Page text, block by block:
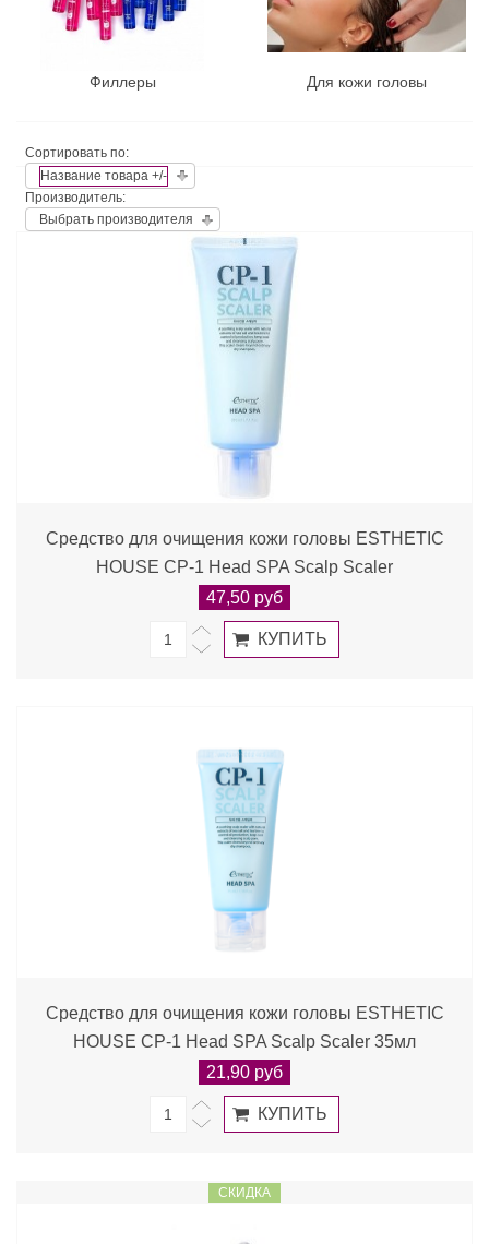
Филлеры Для кожи головы
Сортировать по:
Название товара +/-
Производитель:
Выбрать производителя
Средство для очищения кожи головы ESTHETIC
HOUSE CP-1 Head SPA Scalp Scaler
47,50 руб
Средство для очищения кожи головы ESTHETIC
HOUSE CP-1 Head SPA Scalp Scaler 35мл
21,90 руб
СКИДКА